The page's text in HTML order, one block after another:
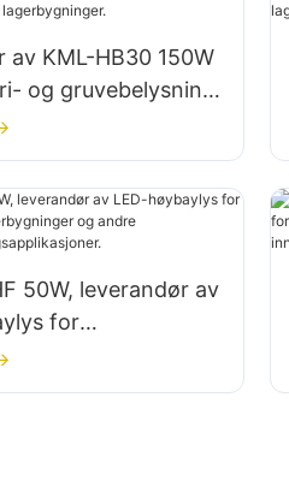
av KML-HB30 150W
og gruvebelysning
som
og
50W, leverandør av
for
lagerbygninger